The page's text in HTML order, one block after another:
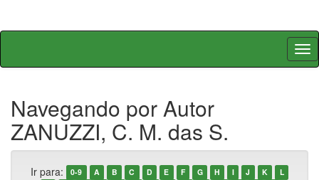
Skip
Navegando por Autor
ZANUZZI, C. M. das S.
Ir para: 0-9 A B C D E F G H I J K
L